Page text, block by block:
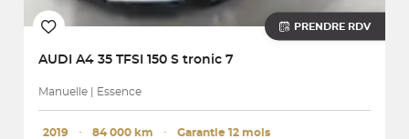
PRENDRE RDV
AUDI A4 35 TFSI 150 S tronic 7
Manuelle | Essence
2019 ･ 84 000 km ･ Garantie 12 mois